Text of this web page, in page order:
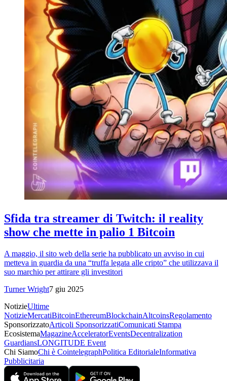
Sfida tra streamer di Twitch: il reality
show che mette in palio 1 Bitcoin
A maggio, il sito web della serie ha pubblicato un avviso in cui
metteva in guardia da una “truffa legata alle cripto” che utilizzava il
suo marchio per attirare gli investitori
Turner Wright7 giu 2025
NotizieUltime
NotizieMercatiBitcoinEthereumBlockchainAltcoinsRegolamento
SponsorizzatoArticoli SponsorizzatiComunicati Stampa
EcosistemaMagazineAcceleratorEventsDecentralization
GuardiansLONGITUDE Event
Chi SiamoChi è CointelegraphPolitica EditorialeInformativa
Pubblicitaria